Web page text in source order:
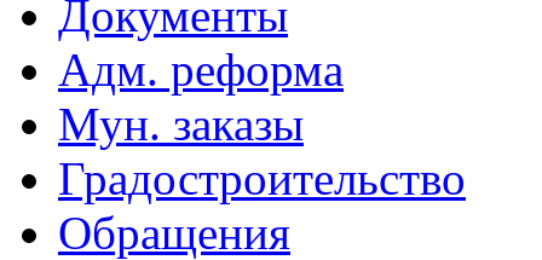
Документы
Адм. реформа
Мун. заказы
Градостроительство
Обращения